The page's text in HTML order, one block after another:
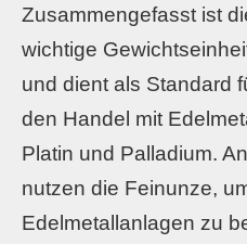
Zusammengefasst ist
wichtige
und dient als Standard
den Handel mit
Platin und Palladium.
nutzen die Feinunze,
Edelmetallanlagen zu